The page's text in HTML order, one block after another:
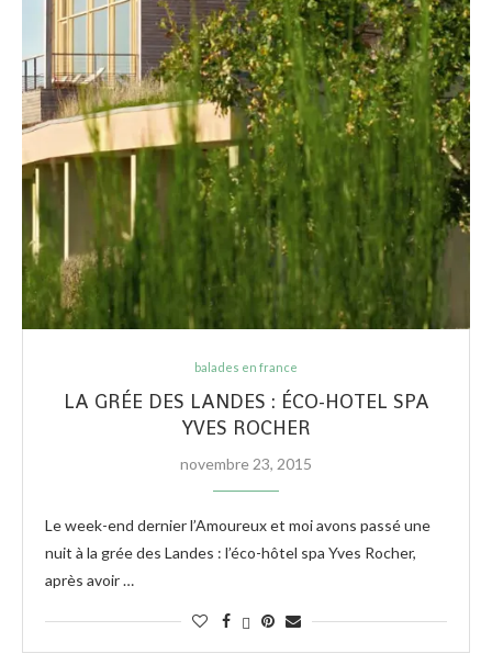
balades en france
LA GRÉE DES LANDES : ÉCO-HOTEL SPA
YVES ROCHER
novembre 23, 2015
Le week-end dernier l’Amoureux et moi avons passé une
nuit à la grée des Landes : l’éco-hôtel spa Yves Rocher,
après avoir …